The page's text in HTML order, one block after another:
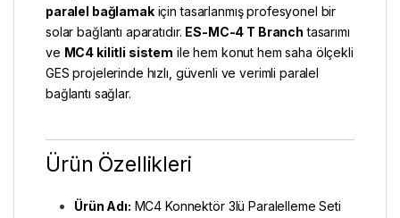
paralel bağlamakiçin tasarlanmış profesyonel bir
solar bağlantı aparatıdır. ES-MC-4 T Branch tasarımı
ve MC4 kilitli sistem ile hem konut hem saha ölçekli
GES projelerinde hızlı, güvenli ve verimli paralel
bağlantı sağlar.
Ürün Özellikleri
Ürün Adı: MC4 Konnektör 3lü Paralelleme Seti